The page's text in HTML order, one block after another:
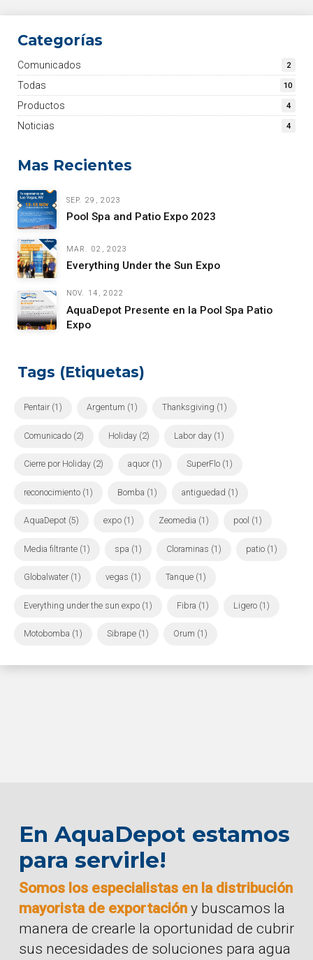
Categorías
Comunicados 2
Todas 10
Productos 4
Noticias 4
Mas Recientes
SEP. 29, 2023
Pool Spa and Patio Expo 2023
MAR. 02, 2023
Everything Under the Sun Expo
NOV. 14, 2022
AquaDepot Presente en la Pool Spa Patio
Expo
Tags (Etiquetas)
Pentair (1) Argentum (1) Thanksgiving (1)
Comunicado (2) Holiday (2) Labor day (1)
Cierre por Holiday (2) aquor (1) SuperFlo (1)
reconocimiento (1) Bomba (1) antiguedad (1)
AquaDepot (5) expo (1) Zeomedia (1) pool (1)
Media filtrante (1) spa (1) Cloraminas (1) patio (1)
Globalwater (1) vegas (1) Tanque (1)
Everything under the sun expo (1) Fibra (1) Ligero (1)
Motobomba (1) Sibrape (1) Orum (1)
En AquaDepot estamos
para servirle!
Somos los especialistas en la distribución
mayorista de exportacióny buscamos la
manera de crearle la oportunidad de cubrir
sus necesidades de soluciones para agua